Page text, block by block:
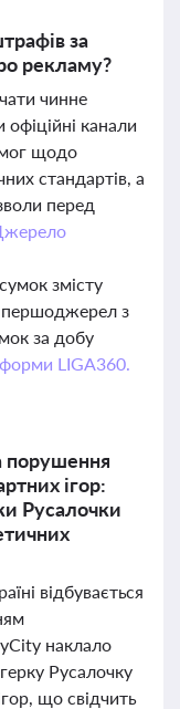
за
рекламу?
чинне
канали
щодо
стандартів, а
перед
змісту
першоджерел з
за добу
LIGA360.
порушення
ігор:
Русалочки
відбувається
наклало
Русалочку
що свідчить